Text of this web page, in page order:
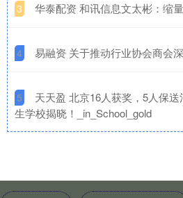
3 华泰配资 和讯信息文太彬：缩
4 易融资 关于推动行业协会商会
5
天天盈 北京16人获奖，5人保
生学校揭晓！_in_School_gold